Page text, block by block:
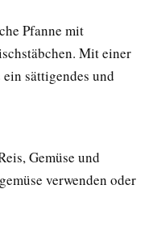
Pfanne mit
Mit einer
sättigendes und
Gemüse und
verwenden oder